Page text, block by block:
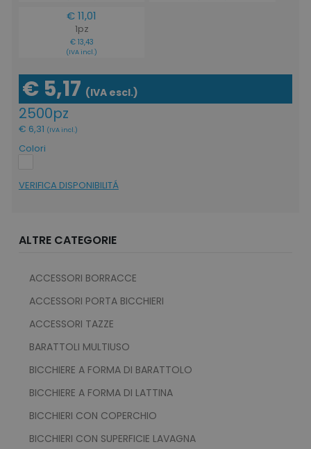
€ 11,01
1pz
€ 13,43
(IVA incl.)
€ 5,17 (IVA escl.)
2500pz
€ 6,31 (IVA incl.)
Colori
VERIFICA DISPONIBILITÁ
ALTRE CATEGORIE
ACCESSORI BORRACCE
ACCESSORI PORTA BICCHIERI
ACCESSORI TAZZE
BARATTOLI MULTIUSO
BICCHIERE A FORMA DI BARATTOLO
BICCHIERE A FORMA DI LATTINA
BICCHIERI CON COPERCHIO
BICCHIERI CON SUPERFICIE LAVAGNA